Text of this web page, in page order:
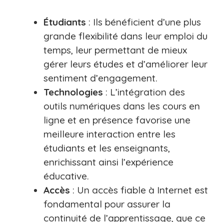
Étudiants : Ils bénéficient d’une plus
grande flexibilité dans leur emploi du
temps, leur permettant de mieux
gérer leurs études et d’améliorer leur
sentiment d’engagement.
Technologies : L’intégration des
outils numériques dans les cours en
ligne et en présence favorise une
meilleure interaction entre les
étudiants et les enseignants,
enrichissant ainsi l’expérience
éducative.
Accès : Un accès fiable à Internet est
fondamental pour assurer la
continuité de l’apprentissage, que ce